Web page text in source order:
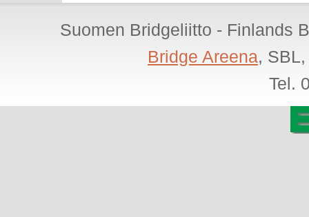
Suomen Bridgeliitto - Finlands
Bridge Areena,
Tel.